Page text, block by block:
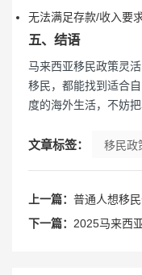
无法满足存款/收入要
五、结语
马来西亚移民政策灵
移民，都能找到适合
度的海外生活，不妨
文章标签： 移民政
上一篇： 普通人想移
下一篇： 2025马来西亚永